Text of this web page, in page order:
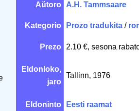
Aŭtoro A.H. Tammsaare
Kategorio Prozo tradukita /
Prezo 2.10 €, sesona
Eldonloko,
jaro
Tallinn, 1976
Eldoninto Eesti raamat